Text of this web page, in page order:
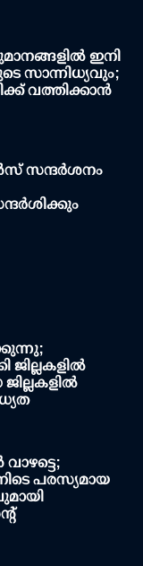
ഇനി
സാന്നിധ്യവും;
വത്തിക്കാൻ
സന്ദർശനം
ജില്ലകളിൽ
പരസ്യമായ